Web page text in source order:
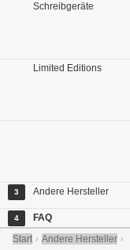
Schreibgeräte
Limited Editions
3 Andere Hersteller
4 FAQ
Start › Andere Hersteller ›